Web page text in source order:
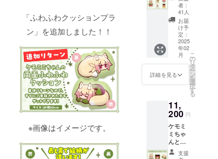
「ふわふわクッションプラ
ン」を追加しました！！
※画像はイメージです。
す。
◾️ プライバ
シー
お問い合わ
しては、プ
ポリシーに
準じて管理
させていた
だきます。
（10%
）と送
料990円
を含ん
でおり
ます。
ン ・ぬ
いぐる
み 1点
・サン
キュー
ター 1
点 ・ぷ
に缶 1
点 ・ア
クリル
・タペ
スト
リー 1
点 画像
はイ
メージ
です。
者：
41人
お届
け予
定：
2025
年02
月
詳細を見る
こ
の
リ
タ
ー
ン
を
選
択
す
る
11,
200 円
ケモミ
ミちゃ
んとタ
ペスト
支援